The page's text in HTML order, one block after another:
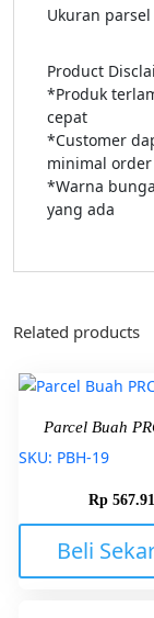
Ukuran parsel
Product
*Produk
cepat
*Customer
minimal order
*Warna
yang ada
Related products
Parcel Buah
SKU: PBH-19
Rp
Beli